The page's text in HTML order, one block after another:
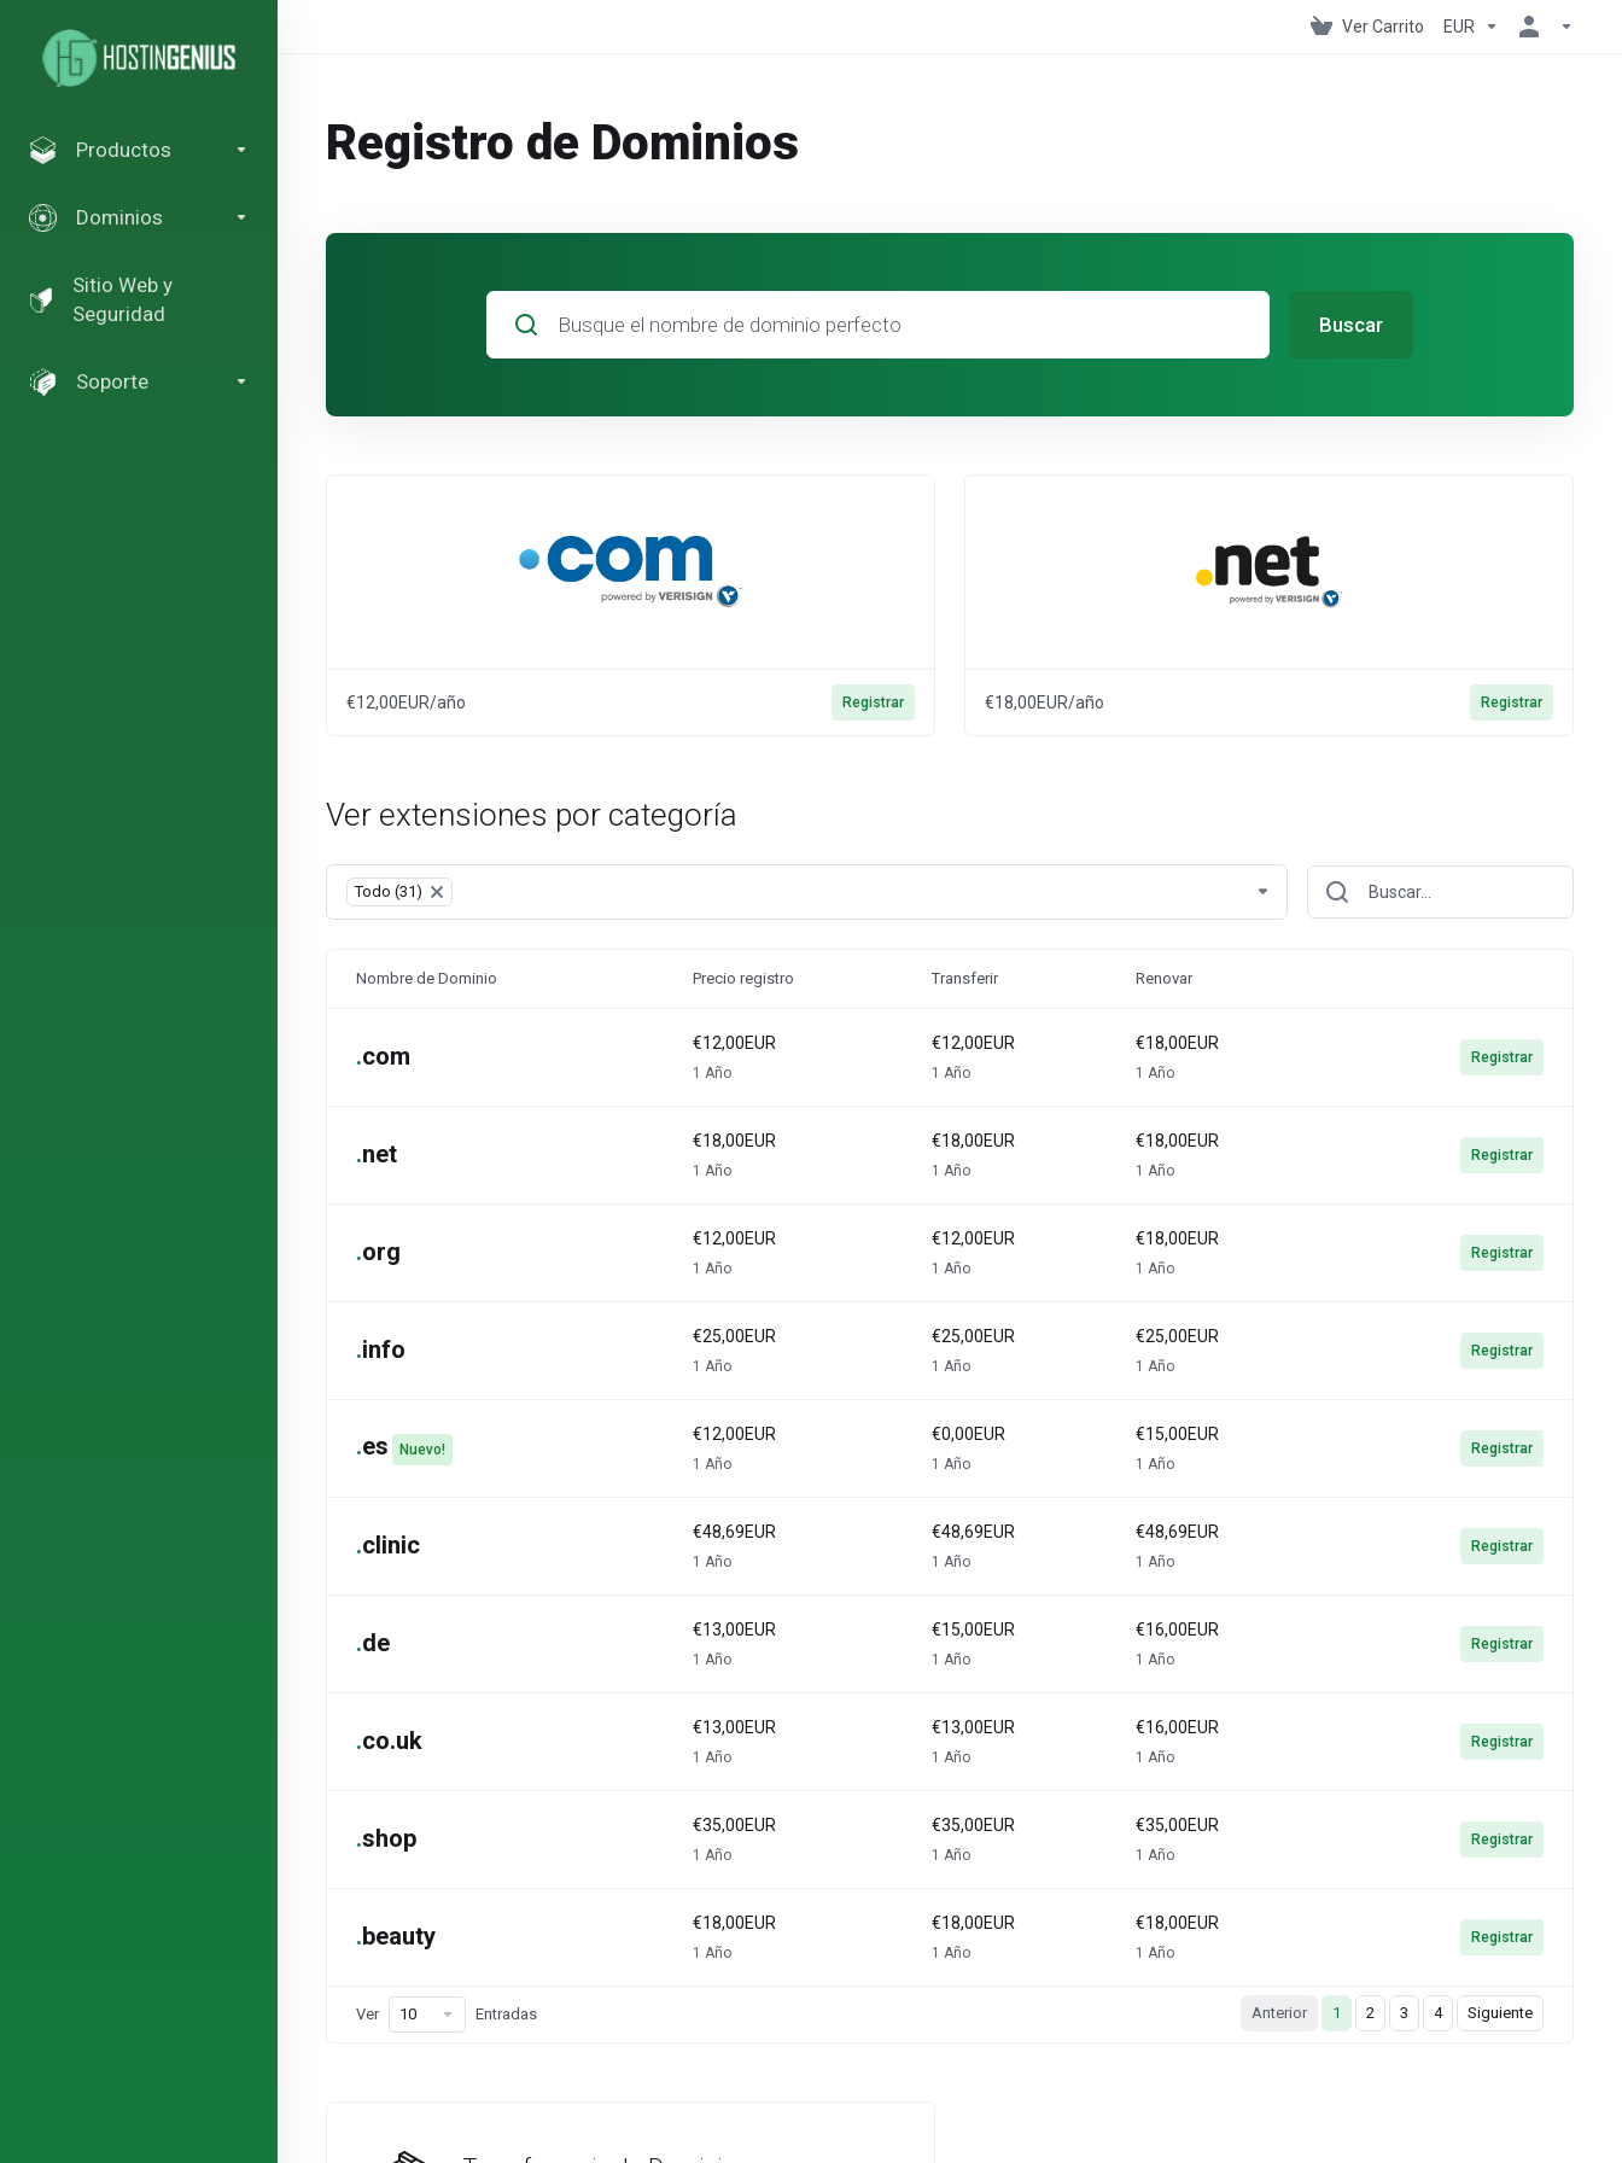
Productos
Dominios
Sitio Web y
Seguridad
Soporte
Ver Carrito EUR
Registro de Dominios
Buscar
€12,00EUR/año Registrar €18,00EUR/año Registrar
Ver extensiones por categoría
Table Filter
Todo (31) ×
Nombre de Dominio Precio registro Transferir Renovar
.com €12,00EUR
1 Año
€12,00EUR
1 Año
€18,00EUR
1 Año
Registrar
.net €18,00EUR
1 Año
€18,00EUR
1 Año
€18,00EUR
1 Año
Registrar
.org €12,00EUR
1 Año
€12,00EUR
1 Año
€18,00EUR
1 Año
Registrar
.info €25,00EUR
1 Año
€25,00EUR
1 Año
€25,00EUR
1 Año
Registrar
.es Nuevo!
€12,00EUR
1 Año
€0,00EUR
1 Año
€15,00EUR
1 Año
Registrar
.clinic €48,69EUR
1 Año
€48,69EUR
1 Año
€48,69EUR
1 Año
Registrar
.de €13,00EUR
1 Año
€15,00EUR
1 Año
€16,00EUR
1 Año
Registrar
.co.uk €13,00EUR
1 Año
€13,00EUR
1 Año
€16,00EUR
1 Año
Registrar
.shop €35,00EUR
1 Año
€35,00EUR
1 Año
€35,00EUR
1 Año
Registrar
.beauty €18,00EUR
1 Año
€18,00EUR
1 Año
€18,00EUR
1 Año
Registrar
Anterior 1 2 3 4 Siguiente
Ver Entradas